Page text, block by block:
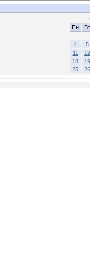
Пн
Вт
4
5
11
12
18
19
25
26